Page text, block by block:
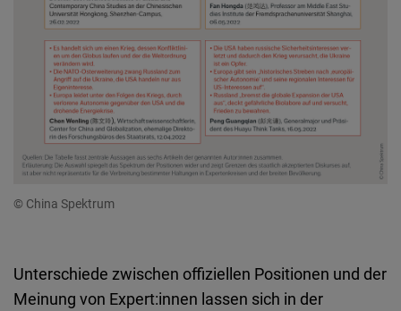
© China Spektrum
Unterschiede zwischen offiziellen Positionen und der
Meinung von Expert:innen lassen sich in der